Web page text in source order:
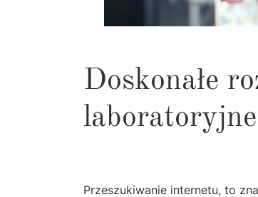
Doskonałe
Przeszukiwanie internetu, to